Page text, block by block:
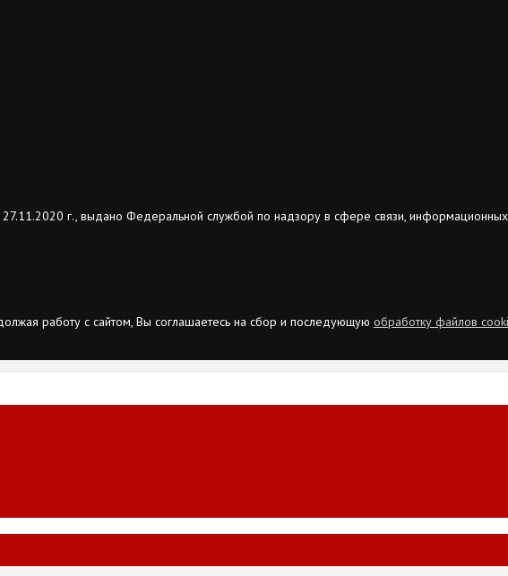
г., выдано Федеральной службой по надзору в сфере связи, информационных
работу с сайтом, Вы соглашаетесь на сбор и последующую обработку файлов